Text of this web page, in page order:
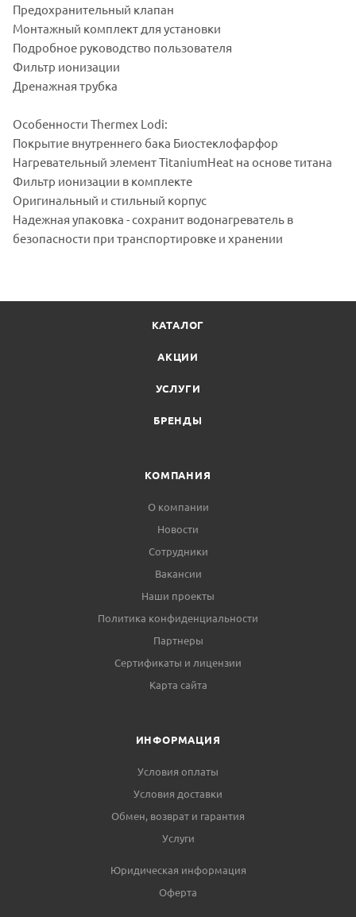
Предохранительный клапан
Монтажный комплект для установки
Подробное руководство пользователя
Фильтр ионизации
Дренажная трубка
Особенности Thermex Lodi:
Покрытие внутреннего бака Биостеклофарфор
Нагревательный элемент TitaniumHeat на основе титана
Фильтр ионизации в комплекте
Оригинальный и стильный корпус
Надежная упаковка - сохранит водонагреватель в
безопасности при транспортировке и хранении
КАТАЛОГ
АКЦИИ
УСЛУГИ
БРЕНДЫ
КОМПАНИЯ
О компании
Новости
Сотрудники
Вакансии
Наши проекты
Политика конфиденциальности
Партнеры
Сертификаты и лицензии
Карта сайта
ИНФОРМАЦИЯ
Условия оплаты
Условия доставки
Обмен, возврат и гарантия
Услуги
Юридическая информация
Оферта